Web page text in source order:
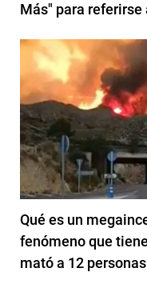
Más" para
Qué es un
fenómeno que
mató a 12 personas